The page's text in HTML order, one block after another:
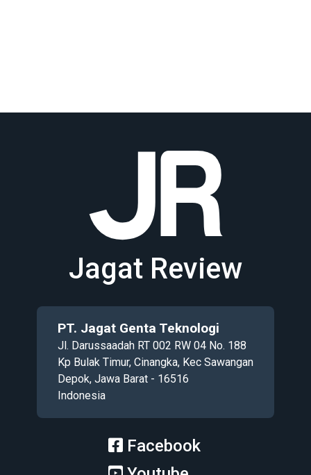
Jagat Review
PT. Jagat Genta Teknologi
Jl. Darussaadah RT 002 RW 04 No. 188
Kp Bulak Timur, Cinangka, Kec Sawangan
Depok, Jawa Barat - 16516
Indonesia
Facebook